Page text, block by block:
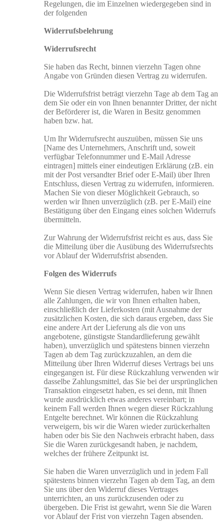
Regelungen, die im Einzelnen wiedergegeben sind in
der folgenden
Widerrufsbelehrung
Widerrufsrecht
Sie haben das Recht, binnen vierzehn Tagen ohne
Angabe von Gründen diesen Vertrag zu widerrufen.
Die Widerrufsfrist beträgt vierzehn Tage ab dem Tag an
dem Sie oder ein von Ihnen benannter Dritter, der nicht
der Beförderer ist, die Waren in Besitz genommen
haben bzw. hat.
Um Ihr Widerrufsrecht auszuüben, müssen Sie uns
[Name des Unternehmers, Anschrift und, soweit
verfügbar Telefonnummer und E-Mail Adresse
eintragen] mittels einer eindeutigen Erklärung (zB. ein
mit der Post versandter Brief oder E-Mail) über Ihren
Entschluss, diesen Vertrag zu widerrufen, informieren.
Machen Sie von dieser Möglichkeit Gebrauch, so
werden wir Ihnen unverzüglich (zB. per E-Mail) eine
Bestätigung über den Eingang eines solchen Widerrufs
übermitteln.
Zur Wahrung der Widerrufsfrist reicht es aus, dass Sie
die Mitteilung über die Ausübung des Widerrufsrechts
vor Ablauf der Widerrufsfrist absenden.
Folgen des Widerrufs
Wenn Sie diesen Vertrag widerrufen, haben wir Ihnen
alle Zahlungen, die wir von Ihnen erhalten haben,
einschließlich der Lieferkosten (mit Ausnahme der
zusätzlichen Kosten, die sich daraus ergeben, dass Sie
eine andere Art der Lieferung als die von uns
angebotene, günstigste Standardlieferung gewählt
haben), unverzüglich und spätestens binnen vierzehn
Tagen ab dem Tag zurückzuzahlen, an dem die
Mitteilung über Ihren Widerruf dieses Vertrags bei uns
eingegangen ist. Für diese Rückzahlung verwenden wir
dasselbe Zahlungsmittel, das Sie bei der ursprünglichen
Transaktion eingesetzt haben, es sei denn, mit Ihnen
wurde ausdrücklich etwas anderes vereinbart; in
keinem Fall werden Ihnen wegen dieser Rückzahlung
Entgelte berechnet. Wir können die Rückzahlung
verweigern, bis wir die Waren wieder zurückerhalten
haben oder bis Sie den Nachweis erbracht haben, dass
Sie die Waren zurückgesandt haben, je nachdem,
welches der frühere Zeitpunkt ist.
Sie haben die Waren unverzüglich und in jedem Fall
spätestens binnen vierzehn Tagen ab dem Tag, an dem
Sie uns über den Widerruf dieses Vertrages
unterrichten, an uns zurückzusenden oder zu
übergeben. Die Frist ist gewahrt, wenn Sie die Waren
vor Ablauf der Frist von vierzehn Tagen absenden.